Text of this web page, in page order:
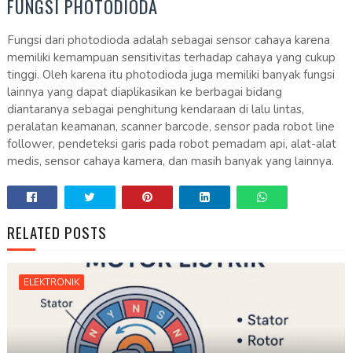
FUNGSI PHOTODIODA
Fungsi dari photodioda adalah sebagai sensor cahaya karena
memiliki kemampuan sensitivitas terhadap cahaya yang cukup
tinggi. Oleh karena itu photodioda juga memiliki banyak fungsi
lainnya yang dapat diaplikasikan ke berbagai bidang
diantaranya sebagai penghitung kendaraan di lalu lintas,
peralatan keamanan, scanner barcode, sensor pada robot line
follower, pendeteksi garis pada robot pemadam api, alat-alat
medis, sensor cahaya kamera, dan masih banyak yang lainnya.
RELATED POSTS
ELEKTRONIK